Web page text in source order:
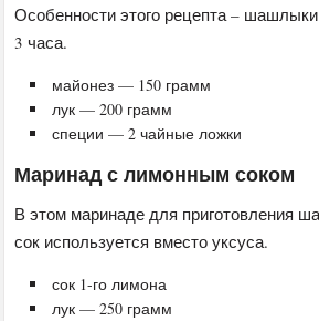
Особенности этого рецепта –
3 часа.
майонез — 150 грамм
лук — 200 грамм
специи — 2 чайные ложки
Маринад с лимонным соком
В этом маринаде для приготовления
сок используется вместо уксуса.
сок 1-го лимона
лук — 250 грамм